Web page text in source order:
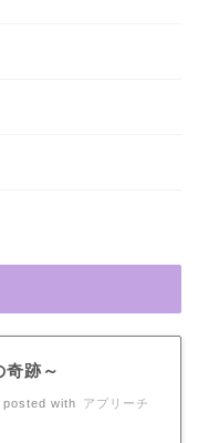
跡～
posted with アプリーチ